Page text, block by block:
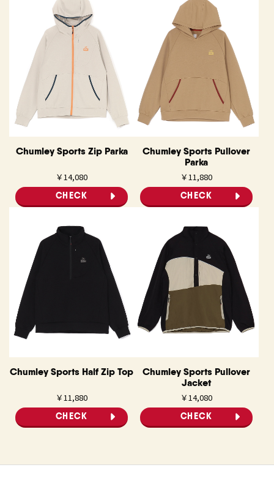
Chumley Sports Zip Parka
￥14,080
CHECK
Chumley Sports Pullover
Parka
￥11,880
CHECK
Chumley Sports Half Zip Top
￥11,880
CHECK
Chumley Sports Pullover
Jacket
￥14,080
CHECK